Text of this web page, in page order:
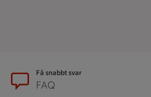
SidfotFå snabbt svar
FAQ